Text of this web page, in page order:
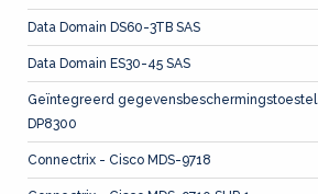
Data Domain DS60-3TB SAS
Data Domain ES30-45 SAS
Geïntegreerd gegevensbeschermingstoestel
DP8300
Connectrix - Cisco MDS-9718